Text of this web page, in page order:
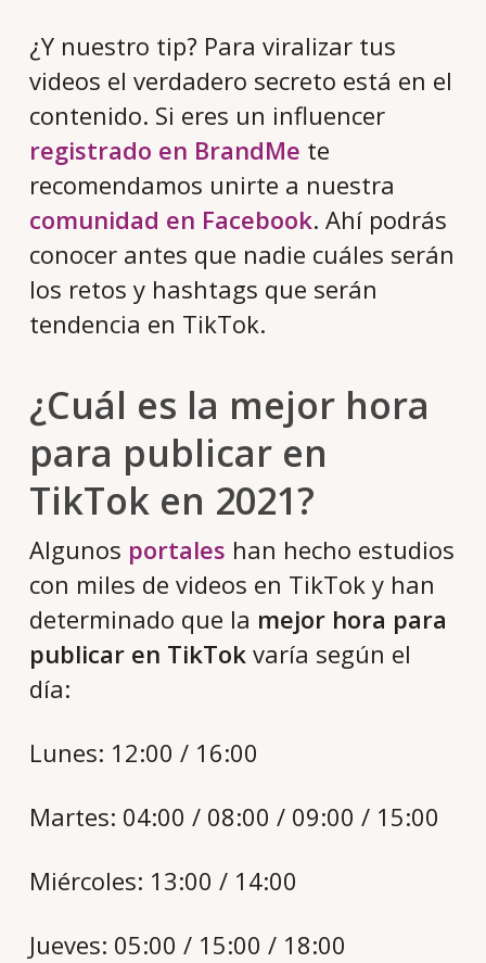
¿Y nuestro tip? Para viralizar tus
videos el verdadero secreto está en el
contenido. Si eres un influencer
registrado en BrandMe te
recomendamos unirte a nuestra
comunidad en Facebook. Ahí podrás
conocer antes que nadie cuáles serán
los retos y hashtags que serán
tendencia en TikTok.
¿Cuál es la mejor hora
para publicar en
TikTok en 2021?
Algunos portales han hecho estudios
con miles de videos en TikTok y han
determinado que la mejor hora para
publicar en TikTokvaría según el
día:
Lunes: 12:00 / 16:00
Martes: 04:00 / 08:00 / 09:00 / 15:00
Miércoles: 13:00 / 14:00
Jueves: 05:00 / 15:00 / 18:00